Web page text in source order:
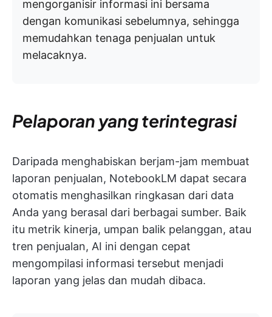
mengorganisir informasi ini bersama
dengan komunikasi sebelumnya, sehingga
memudahkan tenaga penjualan untuk
melacaknya.
Pelaporan yang terintegrasi
Daripada menghabiskan berjam-jam membuat
laporan penjualan, NotebookLM dapat secara
otomatis menghasilkan ringkasan dari data
Anda yang berasal dari berbagai sumber. Baik
itu metrik kinerja, umpan balik pelanggan, atau
tren penjualan, AI ini dengan cepat
mengompilasi informasi tersebut menjadi
laporan yang jelas dan mudah dibaca.